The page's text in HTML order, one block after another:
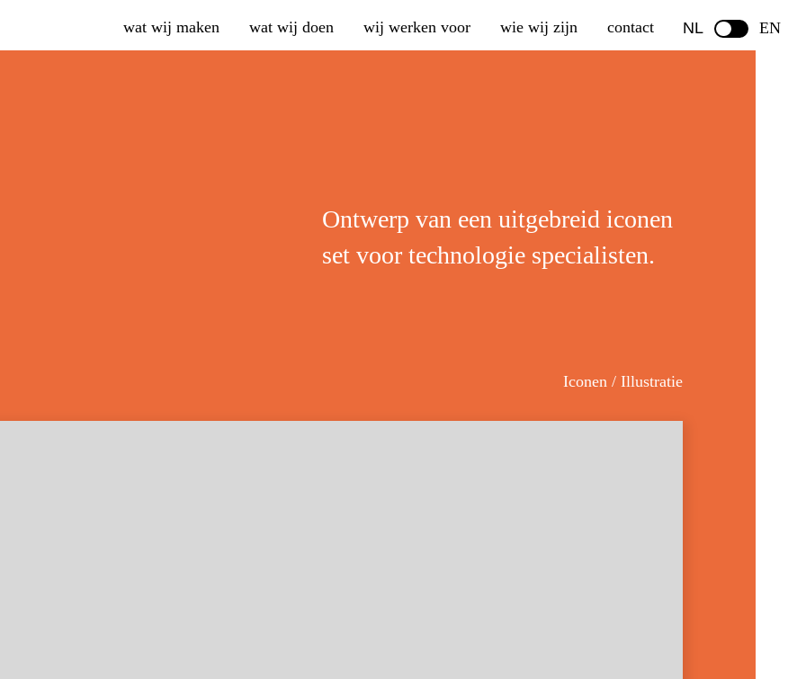
wat wij maken wat wij doen wij werken voor wie wij zijn contact NL EN
Ontwerp van een uitgebreid iconen
set voor technologie specialisten.
Iconen / Illustratie